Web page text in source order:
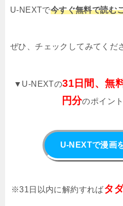
U-NEXTで今すぐ無料で読む
ぜひ、チェックしてみてくだ
▼U-NEXTの31日間、無
円分のポイン
U-NEXTで漫画
※31日以内に解約すればタ